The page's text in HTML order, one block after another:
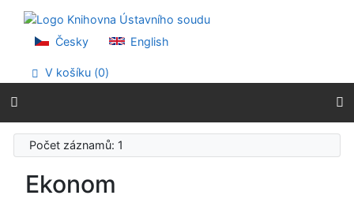
Přejít na menu
Prohlášení o webové přístupnosti
Česky English
V košíku (0)
Počet záznamů: 1
Ekonom